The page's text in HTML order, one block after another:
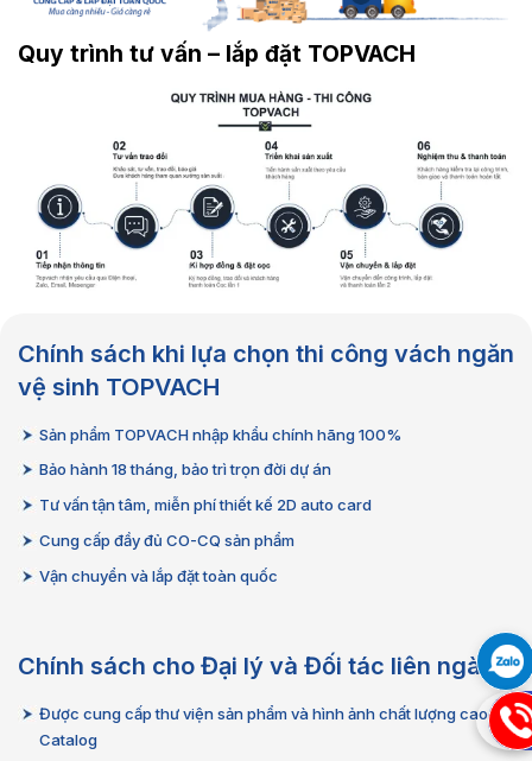
Quy trình tư vấn – lắp đặt TOPVACH
Chính sách khi lựa chọn thi công vách ngăn
vệ sinh TOPVACH
Sản phẩm TOPVACH nhập khẩu chính hãng 100%
Bảo hành 18 tháng, bảo trì trọn đời dự án
Tư vấn tận tâm, miễn phí thiết kế 2D auto card
Cung cấp đầy đủ CO-CQ sản phẩm
Vận chuyển và lắp đặt toàn quốc
Chính sách cho Đại lý và Đối tác liên ngành
Được cung cấp thư viện sản phẩm và hình ảnh chất lượng cao,
Catalog